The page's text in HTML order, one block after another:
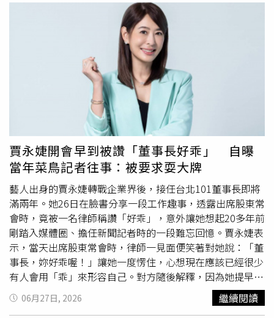
在出事前兩、三個禮拜突然對她表示想要美美的走：「妙妙
姐，如果我死了，你一定要幫我化妝」，在兩三週內聊了這
件事三、四次。妙妙當時一聽表示「我不要，我怕鬼」。對
方回應「你如果沒有幫我畫，當鬼我也會去找你。」之後某
一天，她工作時接到一通電話告訴她這名女藝人正在台中的
醫院，因為遭逢意外住進加護病房。妙妙回憶「我才知道什
麼叫心涼，整個人是在發抖。那時候還沒有高鐵，很緊急什
麼都沒有帶，背著背包搭計程車往台中跑了」，並透露對方
出意外的地點在苗栗。到了現場對方是昏迷狀態，妙妙透露
「我的眼淚一直流，我連她的名字都喊不太出來。我連現在
都還滿激動的。」也正因為女藝人生前的請託，她的媽媽和
經紀人就找上妙妙詢問是否可以幫她化妝。於是妙妙鼓起勇
氣接下這個任務，帶著不捨送最美的祂離開。因為聽說幫大
體化妝時，眼淚不能掉在往生者身上，因此妙妙化妝每隔兩
三分鐘就必須將眼淚擦乾再繼續，「她喜歡的眼影、遮瑕、
假睫毛⋯畫一畫就直接燒給她」。她也對畫大體的化妝師們
表達敬意，「我真的很佩服你們，我也很敬佩你們這麼有愛
心、願意付出，而且你們的膽量真的夠大。」由於地點和意
外原因，讓許多人揣測妙妙口中的女藝人是19年前發生車禍
過世的許瑋倫。許瑋倫在2007年1月26日因趕赴南投拍片，
在中山高發生車禍，經搶救無效，同月28日宣告不治，年僅
賈永婕開會早到被讚「董事長好乖」 自曝
當年菜鳥記者往事：被要求耍大牌
藝人出身的賈永婕轉戰企業界後，接任台北101董事長即將
滿兩年。她26日在臉書分享一段工作趣事，透露出席股東常
會時，竟被一名律師稱讚「好乖」，意外讓她想起20多年前
剛踏入媒體圈、擔任新聞記者時的一段難忘回憶。賈永婕表
示，當天出席股東常會時，律師一見面便笑著對她說：「董
事長，妳好乖喔！」讓她一度愣住，心想現在應該已經很少
有人會用「乖」來形容自己。對方隨後解釋，因為她提早抵
達會場，安靜坐著
等待開會，而一般董事長多半都是接近開
會時間才現身。她笑說，自己只是比預定時間提早10分鐘到
06月27日, 2026 繼續閱讀